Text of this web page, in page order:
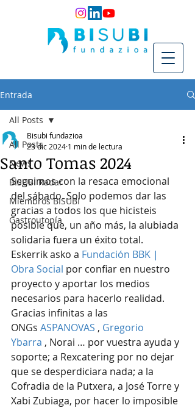
Entrada
All Posts
News
BISUBI Radar
Miembros BISUBI
Gastroutopía
All Posts
Santo Tomas 2024
Bisubi fundazioa
23 dic 2024 1 min de lectura
Seguimos con la resaca emocional
del sábado. Solo podemos dar las
gracias a todos los que hicisteis
posible que, un año más, la alubiada
solidaria fuera un éxito total.
Eskerrik asko a Fundación BBK |
Obra Social por confiar en nuestro
proyecto y aportar los medios
necesarios para hacerlo realidad.
Gracias infinitas a las
ONGs ASPANOVAS , Gregorio
Ybarra , Norai … por vuestra ayuda y
soporte; a Rexcatering por no dejar
que se desperdiciara nada; a la
Cofradia de la Putxera, a José Torre y
Xabi Zubiaga, por hacer lo imposible